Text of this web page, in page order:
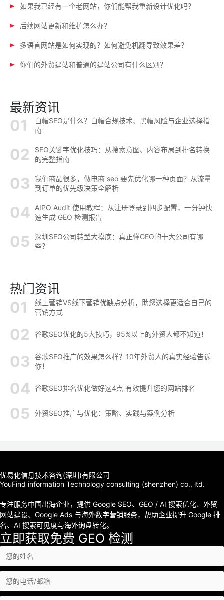
如果我已经有一个老网站，你们能帮我重新设计优化吗？
后续网站更新和维护怎么办？
多语言网站是如何实现的？如何避免机翻导致效果差？
你们的外贸建站和普通的建站公司有什么区别？
最新资讯
白帽SEO是什么？白帽合规技术、黑帽风险与企业选择指
南
SEO关键字优化技巧：从搜索意图、内容布局到排名转换
的完整指南
我们商品很多，做电商 seo 要先优化哪一种页面？从流量
到订单的优先级决策全解析
AIPO Audit 使用教程：从注册登录到四步配置，一分钟快
速生成 GEO 检测报告
深圳SEO公司转型大摸底：真正懂GEO的十大公司有哪
些？
热门资讯
线上营销VS线下营销优缺点分析，助您选择更适合自己的
营销方式
谷歌SEO优化的5大技巧，95%以上的外贸人都不知道！
谷歌SEO推广的效果怎么样？10年外贸人的真实经验告诉
你！
谷歌SEO排名优化做好这4点 有效提升您的网站排名
外贸SEO推广与优化：策略、实践与案例分析
优易化信息技术咨询(深圳)有限公司
YouFind information Technology consulting (shenzhen) co., ltd.
专注服务中国出海企业，提供 Google SEO、GEO / AI 搜索优化、外贸
网站建设、Google Ads 与海外数字营销服务，帮助企业提升 Google 排
名、AI 搜索可见度与海外询盘转化。
立即获取免费 GEO 检测